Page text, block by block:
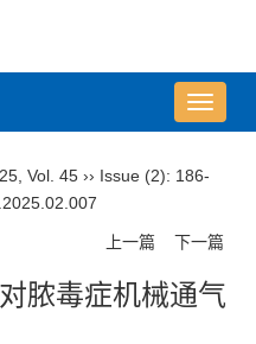
导
航
换
Vol. 45 ›› Issue (2): 186-
上一篇 下一篇
脓毒症机械通气